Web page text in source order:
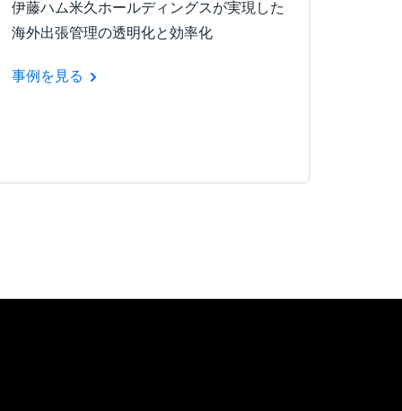
伊藤ハム米久ホールディングスが実現した
海外出張管理の透明化と効率化
事例を見る